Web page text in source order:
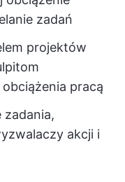
zadań
projektów
pracą
akcji i